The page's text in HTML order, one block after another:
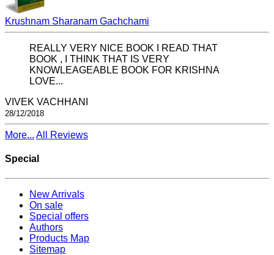
Krushnam Sharanam Gachchami
REALLY VERY NICE BOOK I READ THAT
BOOK , I THINK THAT IS VERY
KNOWLEAGEABLE BOOK FOR KRISHNA
LOVE...
VIVEK VACHHANI
28/12/2018
More... All Reviews
Special
New Arrivals
On sale
Special offers
Authors
Products Map
Sitemap